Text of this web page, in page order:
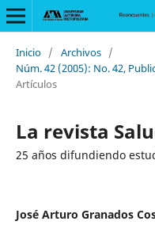
Inicio / Archivos /
Núm. 42 (2005): No. 42,
Artículos
La revista
25 años difundiendo
José Arturo Granados